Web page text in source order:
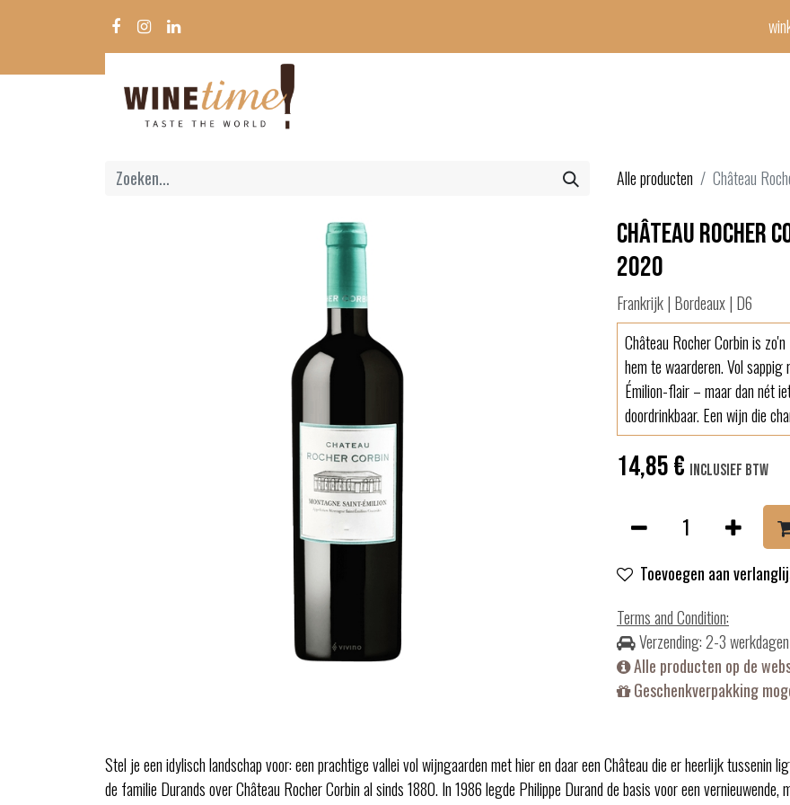
Alle producten Château
Château Rocher
2020
Frankrijk | Bordeaux | D6
Château Rocher Corbin is
hem te waarderen. Vol
Émilion-flair – maar dan nét
doordrinkbaar. Een wijn die
14,85€ Inclusief btw
Toevoegen aan
Terms and Condition:
Verzending: 2-3 werkdagen
Alle producten op de
Geschenkverpakking
Stel je een idylisch landschap voor: een prachtige vallei vol wijngaarden met hier en daar een Château die er heerlijk tussenin
de familie Durands over Château Rocher Corbin al sinds 1880. In 1986 legde Philippe Durand de basis voor een